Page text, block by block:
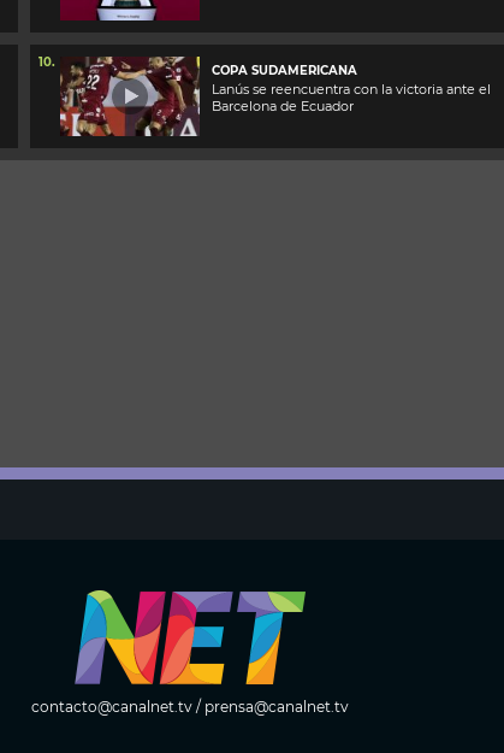
10.
COPA SUDAMERICANA
Lanús se reencuentra con la victoria ante el
Barcelona de Ecuador
contacto@canalnet.tv/ prensa@canalnet.tv